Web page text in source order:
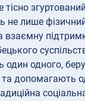
тісно
не лише
взаємну
один одного,
та допомагають